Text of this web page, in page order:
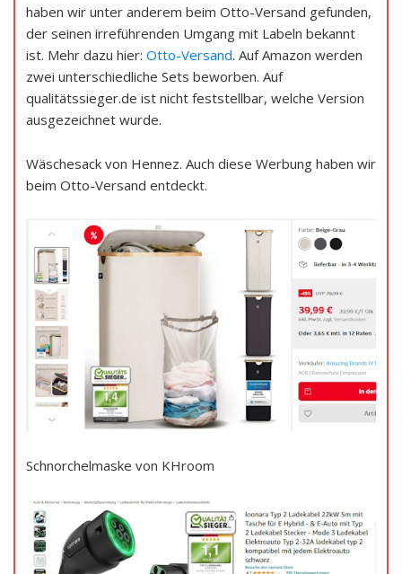
haben wir unter anderem beim Otto-Versand gefunden,
der seinen irreführenden Umgang mit Labeln bekannt
ist. Mehr dazu hier: Otto-Versand. Auf Amazon werden
zwei unterschiedliche Sets beworben. Auf
qualitätssieger.de ist nicht feststellbar, welche Version
ausgezeichnet wurde.
Wäschesack von Hennez. Auch diese Werbung haben wir
beim Otto-Versand entdeckt.
Schnorchelmaske von KHroom